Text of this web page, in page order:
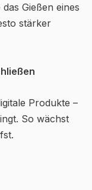
Gießen eines
stärker
Produkte –
So wächst